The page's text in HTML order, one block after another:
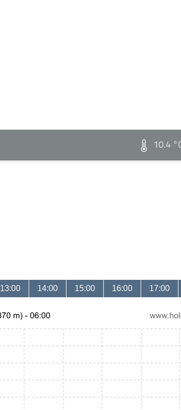
10.4
13:00 14:00 15:00 16:00 17:00